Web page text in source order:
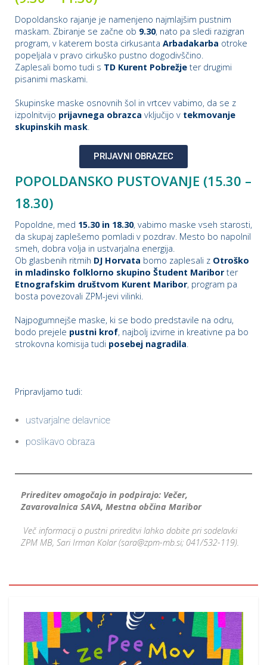
Dopoldansko rajanje je namenjeno najmlajšim pustnim
maskam. Zbiranje se začne ob 9.30, nato pa sledi razigran
program, v katerem bosta cirkusanta Arbadakarba otroke
popeljala v pravo cirkuško pustno dogodivščino.
Zaplesali bomo tudi s TD Kurent Pobrežje ter drugimi
pisanimi maskami.
Skupinske maske osnovnih šol in vrtcev vabimo, da se z
izpolnitvijo prijavnega obrazca vključijo v tekmovanje
skupinskih mask.
PRIJAVNI OBRAZEC
POPOLDANSKO PUSTOVANJE (15.30 –
18.30)
Popoldne, med 15.30 in 18.30, vabimo maske vseh starosti,
da skupaj zaplešemo pomladi v pozdrav. Mesto bo napolnil
smeh, dobra volja in ustvarjalna energija.
Ob glasbenih ritmih DJ Horvata bomo zaplesali z Otroško
in mladinsko folklorno skupino Študent Mariborter
Etnografskim društvom Kurent Maribor, program pa
bosta povezovali ZPM-jevi vilinki.
Najpogumnejše maske, ki se bodo predstavile na odru,
bodo prejele pustni krof, najbolj izvirne in kreativne pa bo
strokovna komisija tudi posebej nagradila.
Pripravljamo tudi:
ustvarjalne delavnice
poslikavo obraza
Prireditev omogočajo in podpirajo: Večer,
Zavarovalnica SAVA, Mestna občina Maribor
Več informacij o pustni prireditvi lahko dobite pri sodelavki
ZPM MB, Sari Irman Kolar (sara@zpm-mb.si; 041/532-119).